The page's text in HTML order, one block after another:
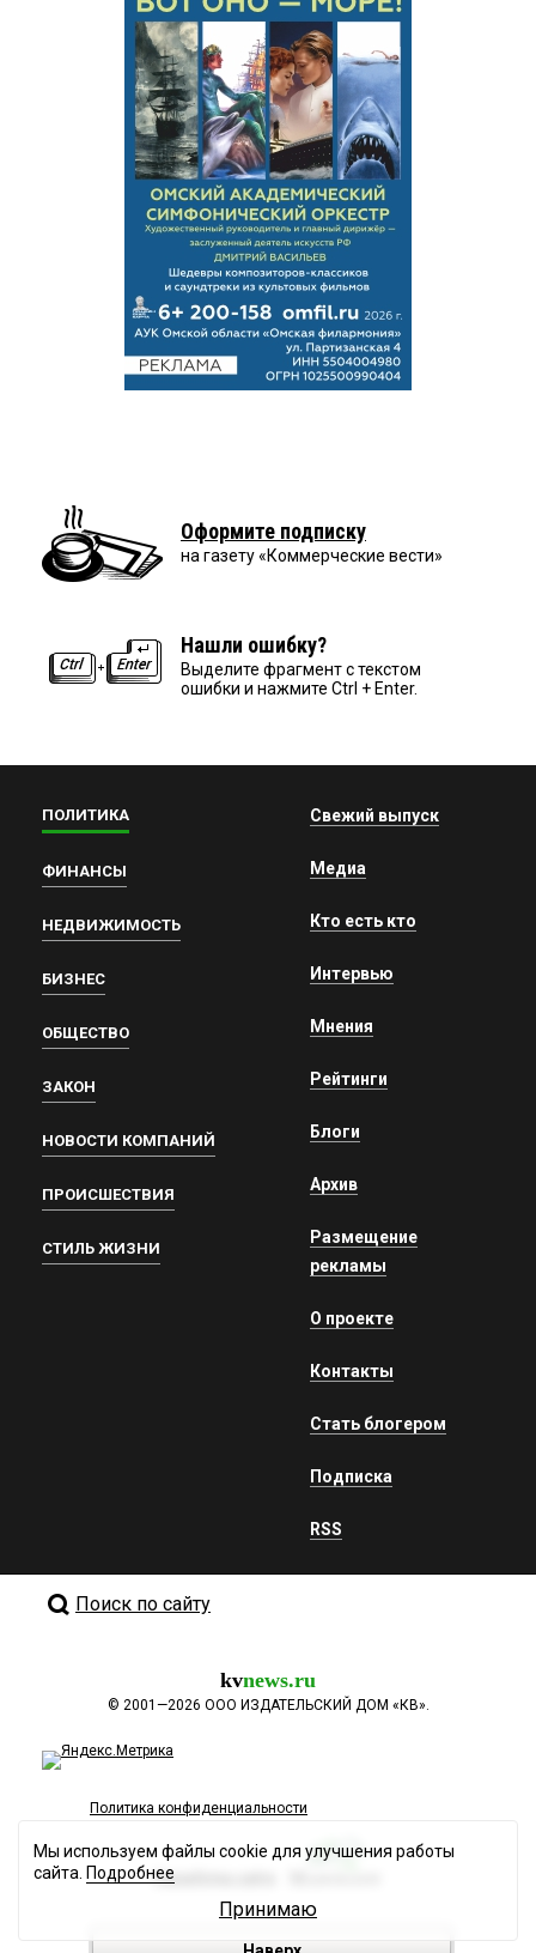
Оформите подписку
на газету «Коммерческие вести»
Нашли ошибку?
Выделите фрагмент с текстом
ошибки и нажмите Ctrl + Enter.
ПОЛИТИКА
ФИНАНСЫ
НЕДВИЖИМОСТЬ
БИЗНЕС
ОБЩЕСТВО
ЗАКОН
НОВОСТИ КОМПАНИЙ
ПРОИСШЕСТВИЯ
СТИЛЬ ЖИЗНИ
Свежий выпуск
Медиа
Кто есть кто
Интервью
Мнения
Рейтинги
Блоги
Архив
Размещение
рекламы
О проекте
Контакты
Стать блогером
Подписка
RSS
Поиск по сайту
kvnews.ru
© 2001—2026 ООО ИЗДАТЕЛЬСКИЙ ДОМ «КВ».
Политика конфиденциальности
Разработка сайта
Мы используем файлы cookie для улучшения работы
сайта. Подробнее
Принимаю